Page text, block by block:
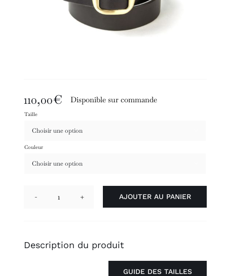
110,00€ Disponible sur commande
Taille
Couleur
quantité
AJOUTER AU PANIER
Description du produit
GUIDE DES TAILLES